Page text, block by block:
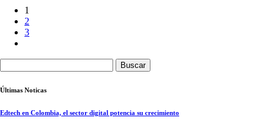
entradas
1
2
3
Últimas Noticas
Edtech en Colombia, el sector digital potencia su crecimiento